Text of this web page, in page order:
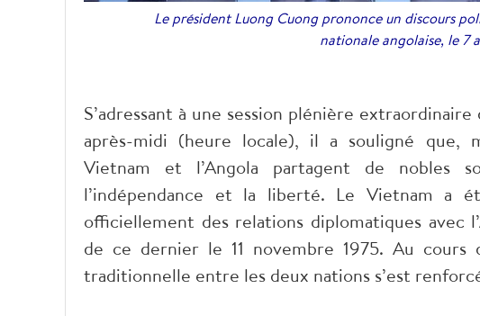
Le président Luong Cuong prononce un discours
nationale angolaise, le 7
S’adressant à une session plénière
après-midi (heure locale), il a souligné que,
Vietnam et l’Angola partagent de nobles
l’indépendance et la liberté. Le Vietnam a
officiellement des relations diplomatiques avec
de ce dernier le 11 novembre 1975. Au
traditionnelle entre les deux nations s’est